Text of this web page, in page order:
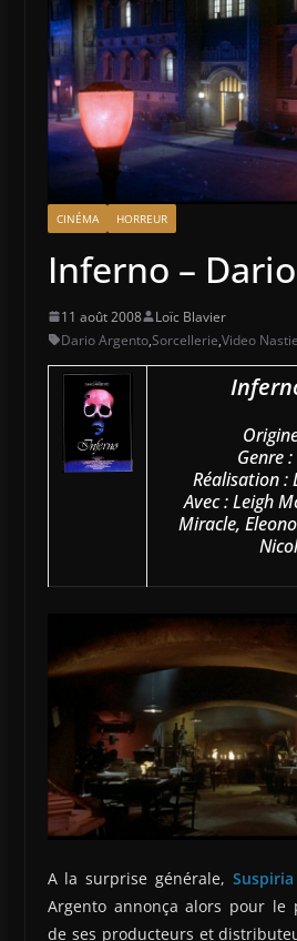
CINÉMA HORREUR
Inferno –
11 août 2008
Loïc Blavier
Dario Argento,Sorcellerie,Video
Genre
Réalisation :
Avec : Leigh
Miracle,
A la surprise générale, Suspiria
Argento annonça alors pour le
de ses producteurs et